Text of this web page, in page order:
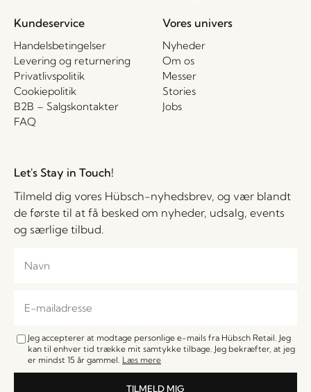
Kundeservice
Handelsbetingelser
Levering og returnering
Privatlivspolitik
Cookiepolitik
B2B – Salgskontakter
FAQ
Vores univers
Nyheder
Om os
Messer
Stories
Jobs
Let's Stay in Touch!
Tilmeld dig vores Hübsch-nyhedsbrev, og vær blandt
de første til at få besked om nyheder, udsalg, events
og særlige tilbud.
Jeg accepterer at modtage personlige e-mails fra Hübsch Retail. Jeg
kan til enhver tid trække mit samtykke tilbage. Jeg bekræfter, at jeg
er mindst 15 år gammel. Læs mere
TILMELD MIG